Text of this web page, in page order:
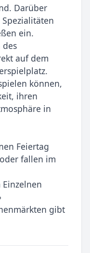
Darüber
ein.
des
auf dem
können,
ihren
in
Feiertag
fallen im
gibt